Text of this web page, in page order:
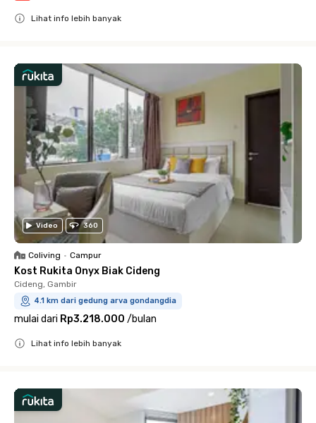
Lihat info lebih banyak
Video 360
Coliving • Campur
Kost Rukita Onyx Biak Cideng
Cideng, Gambir
4.1 km dari gedung arva gondangdia
mulai dari Rp3.218.000 /bulan
Lihat info lebih banyak